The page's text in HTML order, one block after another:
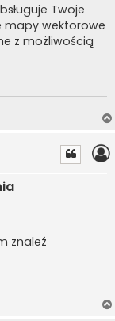
Twoje
mapy wektorowe
z możliwością
znaleź